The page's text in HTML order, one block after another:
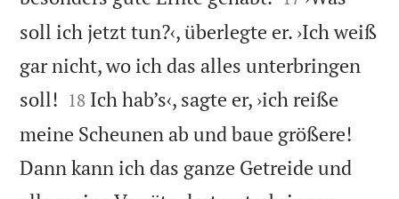
soll ich jetzt tun?‹, überlegte er. ›Ich weiß
gar nicht, wo ich das alles unterbringen
soll! 

18 Ich hab’s‹, sagte er, ›ich reiße
meine Scheunen ab und baue größere!
Dann kann ich das ganze Getreide und